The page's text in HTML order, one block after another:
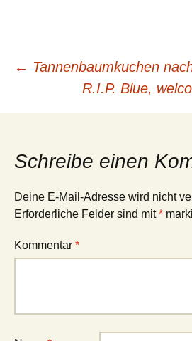
← Tannenbaumkuchen
R.I.P. Blue,
Schreibe einen
Deine E-Mail-Adresse wird nicht
Erforderliche Felder sind mit*
Kommentar *